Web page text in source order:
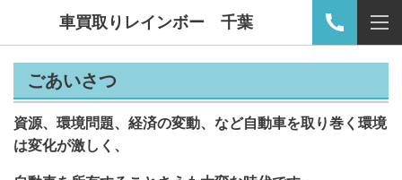
車買取りレインボー 千葉
ごあいさつ
資源、環境問題、経済の変動、など自動車を取り巻く環境
は変化が激しく、